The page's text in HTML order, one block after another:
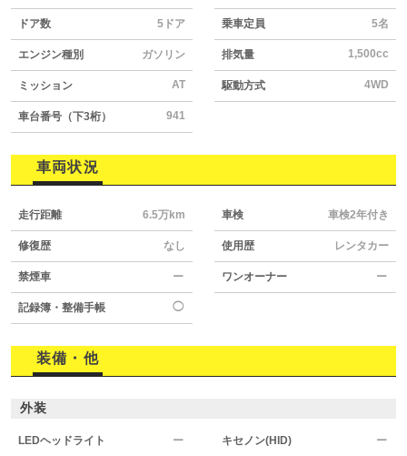
ドア数 5ドア 乗車定員 5名
エンジン種別 ガソリン 排気量 1,500cc
ミッション AT 駆動方式 4WD
車台番号（下3桁） 941
車両状況
走行距離 6.5万km 車検 車検2年付き
修復歴 なし 使用歴 レンタカー
禁煙車 ー ワンオーナー ー
記録簿・整備手帳 ◯
装備・他
外装
LEDヘッドライト ー キセノン(HID) ー